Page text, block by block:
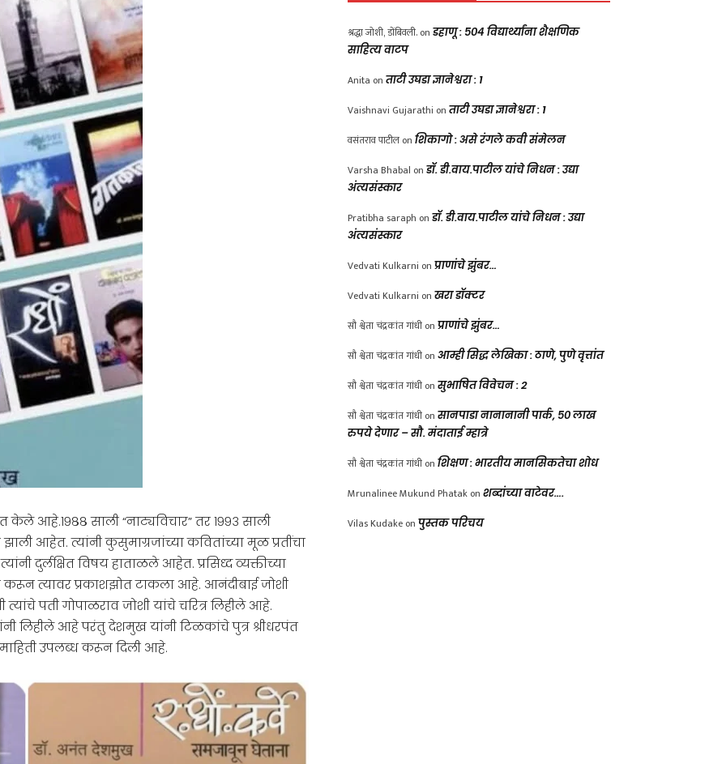
आहे.१९८८ साली “नाट्यविचार” तर १९९३ साली
आहेत. त्यांनी कुसुमाग्रजांच्या कवितांच्या मूळ प्रतींचा
दुर्लक्षित विषय हाताळले आहेत. प्रसिध्द व्यक्तीच्या
त्यावर प्रकाशझोत टाकला आहे. आनंदीबाई जोशी
पती गोपाळराव जोशी यांचे चरित्र लिहीले आहे.
लिहीले आहे परंतु देशमुख यांनी टिळकांचे पुत्र श्रीधरपंत
उपलब्ध करून दिली आहे.
श्रद्धा जोशी, डोंबिवली. on डहाणू : ५०४ विद्यार्थ्यांना शैक्षणिक
साहित्य वाटप
Anita on ताटी उघडा ज्ञानेश्वरा : 1
Vaishnavi Gujarathi on ताटी उघडा ज्ञानेश्वरा : 1
वसंतराव पाटील on शिकागो : असे रंगले कवी संमेलन
Varsha Bhabal on डॉ. डी.वाय.पाटील यांचे निधन : उद्या
अंत्यसंस्कार
Pratibha saraph on डॉ. डी.वाय.पाटील यांचे निधन : उद्या
अंत्यसंस्कार
Vedvati Kulkarni on प्राणांचे झुंबर…
Vedvati Kulkarni on खरा डॉक्टर
सौ श्वेता चंद्रकांत गांधी on प्राणांचे झुंबर…
सौ श्वेता चंद्रकांत गांधी on आम्ही सिद्ध लेखिका : ठाणे, पुणे वृत्तांत
सौ श्वेता चंद्रकांत गांधी on सुभाषित विवेचन : 2
सौ श्वेता चंद्रकांत गांधी on सानपाडा नानानानी पार्क, ५० लाख
रुपये देणार – सौ. मंदाताई म्हात्रे
सौ श्वेता चंद्रकांत गांधी on शिक्षण : भारतीय मानसिकतेचा शोध
Mrunalinee Mukund Phatak on शब्दांच्या वाटेवर….
Vilas Kudake on पुस्तक परिचय